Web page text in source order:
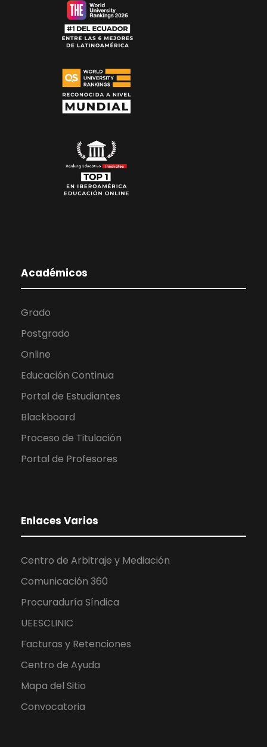
Académicos
Grado
Postgrado
Online
Educación Continua
Portal de Estudiantes
Blackboard
Proceso de Titulación
Portal de Profesores
Enlaces Varios
Centro de Arbitraje y Mediación
Comunicación 360
Procuraduría Síndica
UEESCLINIC
Facturas y Retenciones
Centro de Ayuda
Mapa del Sitio
Convocatoria